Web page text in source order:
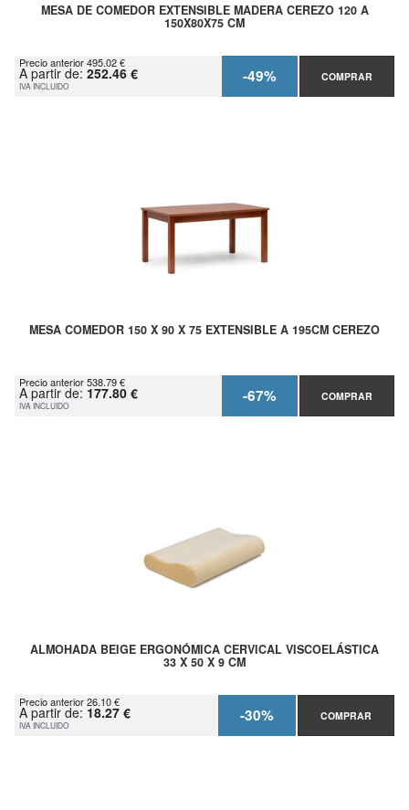
MESA DE COMEDOR EXTENSIBLE MADERA CEREZO 120 A
150X80X75 CM
Precio anterior 495.02 €
A partir de: 252.46 €
IVA INCLUIDO -49% COMPRAR
MESA COMEDOR 150 X 90 X 75 EXTENSIBLE A 195CM CEREZO
Precio anterior 538.79 €
A partir de: 177.80 €
IVA INCLUIDO -67% COMPRAR
ALMOHADA BEIGE ERGONÓMICA CERVICAL VISCOELÁSTICA
33 X 50 X 9 CM
Precio anterior 26.10 €
A partir de: 18.27 €
IVA INCLUIDO -30% COMPRAR